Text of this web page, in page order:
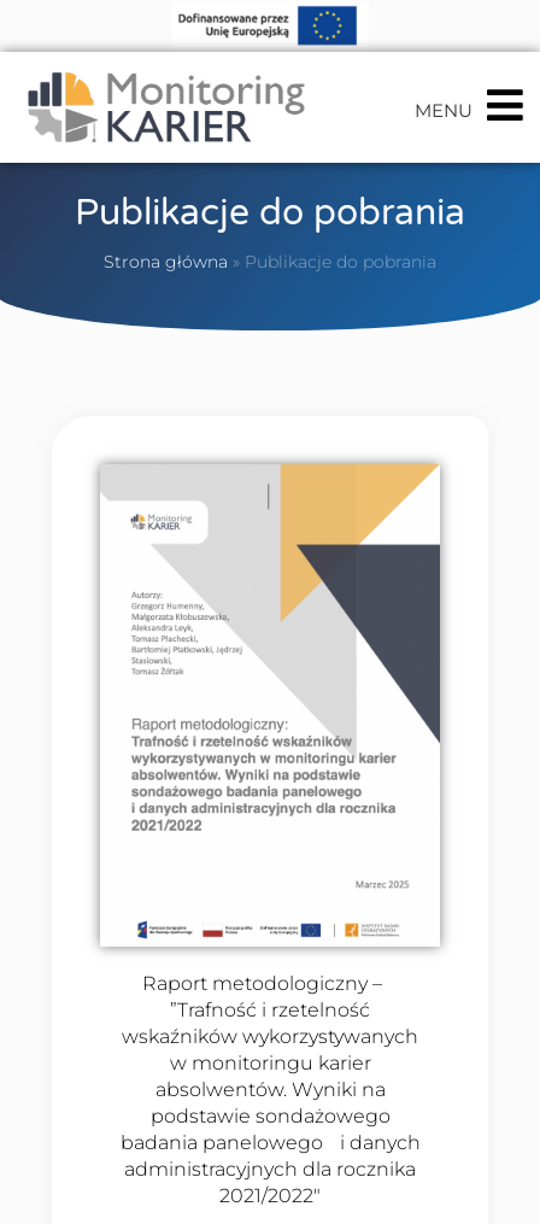
MENU
Publikacje do pobrania
Strona główna » Publikacje do pobrania
Raport metodologiczny –
”Trafność i rzetelność
wskaźników wykorzystywanych
w monitoringu karier
absolwentów. Wyniki na
podstawie sondażowego
badania panelowego i danych
administracyjnych dla rocznika
2021/2022″